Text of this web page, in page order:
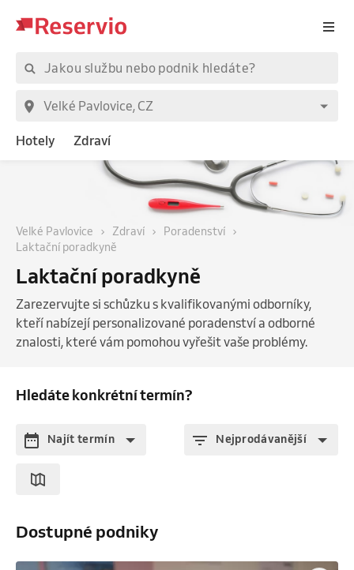
Hotely Zdraví
Velké Pavlovice Zdraví
Poradenství
Laktační poradkyně
Laktační poradkyně
Zarezervujte si schůzku s kvalifikovanými odborníky,
kteří nabízejí personalizované poradenství a odborné
znalosti, které vám pomohou vyřešit vaše problémy.
Hledáte konkrétní termín?
Najít termín Nejprodávanější
Dostupné podniky